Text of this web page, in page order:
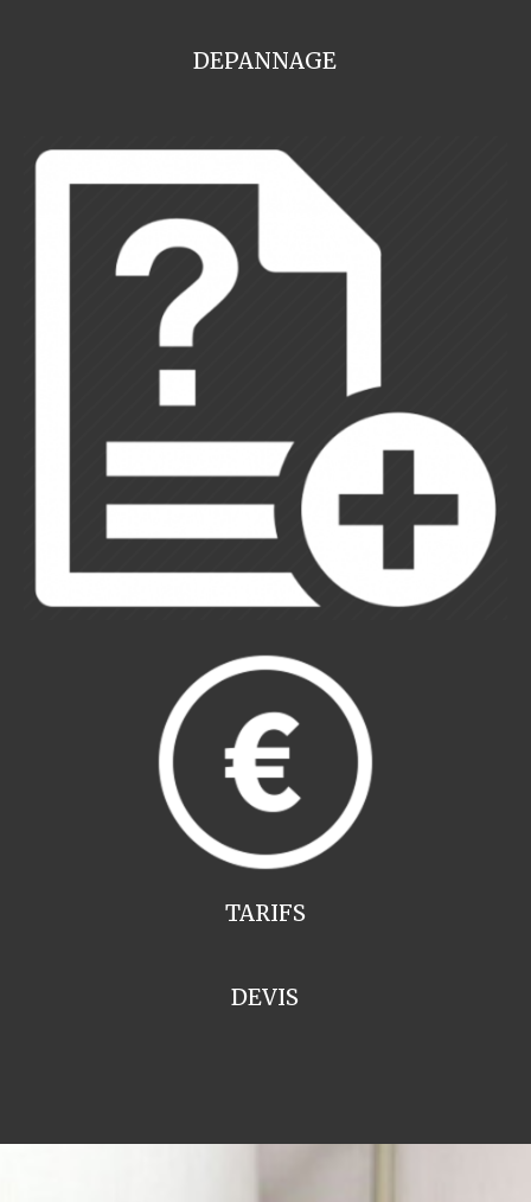
DEPANNAGE
TARIFS
DEVIS